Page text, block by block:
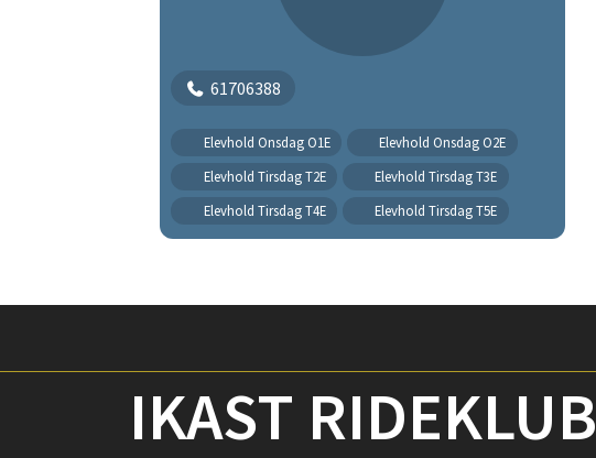
61706388
Elevhold Onsdag O1E
Elevhold Onsdag O2E
Elevhold Tirsdag T2E
Elevhold Tirsdag T3E
Elevhold Tirsdag T4E
Elevhold Tirsdag T5E
IKAST RIDEKLUB